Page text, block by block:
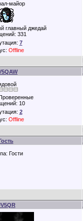
майор
главный джедай
331
7
Offline
10
2
Offline
Гости